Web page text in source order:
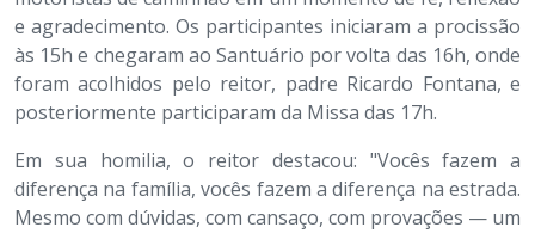
e agradecimento. Os participantes iniciaram a procissão
às 15h e chegaram ao Santuário por volta das 16h, onde
foram acolhidos pelo reitor, padre Ricardo Fontana, e
posteriormente participaram da Missa das 17h.
Em sua homilia, o reitor destacou: "Vocês fazem a
diferença na família, vocês fazem a diferença na estrada.
Mesmo com dúvidas, com cansaço, com provações — um